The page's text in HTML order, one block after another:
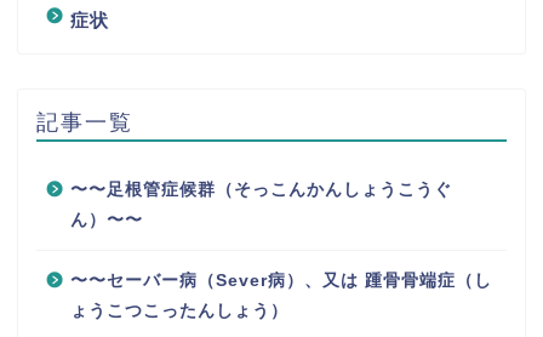
症状
記事一覧
〜〜足根管症候群（そっこんかんしょうこうぐ
ん）〜〜
〜〜セーバー病（Sever病）、又は 踵骨骨端症（し
ょうこつこったんしょう）